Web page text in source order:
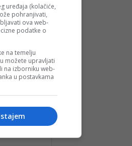
svoje
na
uređaja (kolačiće,
pohranjivati,
ova web-
podatke o
na temelju
možete upravljati
na izborniku web-
u postavkama